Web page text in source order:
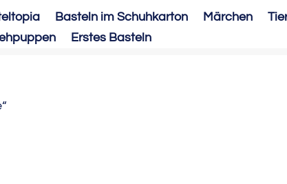
Basteln im Schuhkarton Märchen
Erstes Basteln